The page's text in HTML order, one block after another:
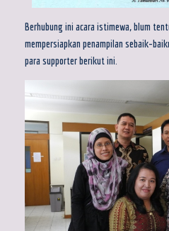
Berhubung ini acara istimewa, blum
mempersiapkan penampilan sebaik-
para supporter berikut ini.